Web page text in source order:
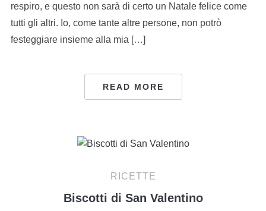
respiro, e questo non sarà di certo un Natale felice come
tutti gli altri. Io, come tante altre persone, non potrò
festeggiare insieme alla mia […]
READ MORE
RICETTE
Biscotti di San Valentino